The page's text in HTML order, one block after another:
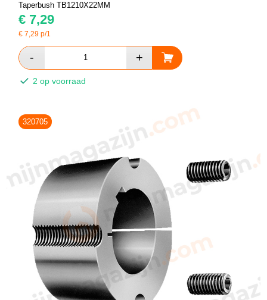
Taperbush TB1210X22MM
€ 7,29
€7,29 p/1
2 op voorraad
320705